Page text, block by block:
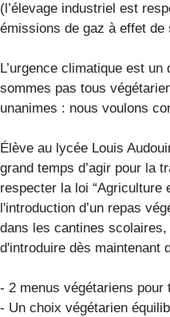
(l’élevage industriel est
émissions de gaz à effet de
L’urgence climatique est
sommes pas tous
unanimes : nous voulons
Élève au lycée Louis
grand temps d’agir pour la
respecter la loi “Agriculture
l'introduction d’un repas
dans les cantines
d'introduire dès maintenant
- 2 menus végétariens pour
- Un choix végétarien